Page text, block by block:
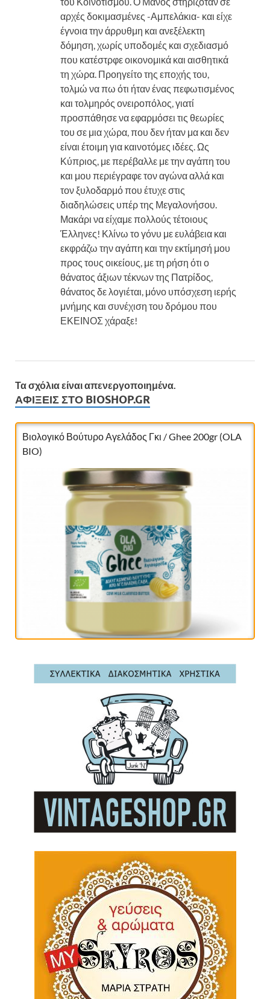
αρχές δοκιμασμένες -Αμπελάκια- και είχε
έγνοια την άρρυθμη και ανεξέλεκτη
δόμηση, χωρίς υποδομές και σχεδιασμό
που κατέστρφε οικονομικά και αισθητικά
τη χώρα. Προηγείτο της εποχής του,
τολμώ να πω ότι ήταν ένας πεφωτισμένος
και τολμηρός ονειροπόλος, γιατί
προσπάθησε να εφαρμόσει τις θεωρίες
του σε μια χώρα, που δεν ήταν μα και δεν
είναι έτοιμη για καινοτόμες ιδέες. Ως
Κύπριος, με περέβαλλε με την αγάπη του
και μου περιέγραφε τον αγώνα αλλά και
τον ξυλοδαρμό που έτυχε στις
διαδηλώσεις υπέρ της Μεγαλονήσου.
Μακάρι να είχαμε πολλούς τέτοιους
Έλληνες! Κλίνω το γόνυ με ευλάβεια και
εκφράζω την αγάπη και την εκτίμησή μου
προς τους οικείους, με τη ρήση ότι ο
θάνατος άξιων τέκνων της Πατρίδος,
θάνατος δε λογιέται, μόνο υπόσχεση ιερής
μνήμης και συνέχιση του δρόμου που
ΕΚΕΙΝΟΣ χάραξε!
Τα σχόλια είναι απενεργοποιημένα.
ΑΦΊΞΕΙΣ ΣΤΟ BIOSHOP.GR
Νιφάδες από σιτάρι Ζέας ολικής bio 400gr
(Αντωνόπουλος)
Πίτουρο βρώμης Ελληνικό Bio 300gr
(ΑΝΤΩΝΟΠΟΥΛΟΣ)